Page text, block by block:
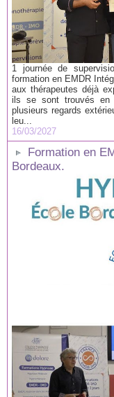
1 journée de
formation en EMDR
aux thérapeutes déjà
ils se sont trouvés en
plusieurs regards
leu...
16/03/2027
Formation en
Bordeaux.